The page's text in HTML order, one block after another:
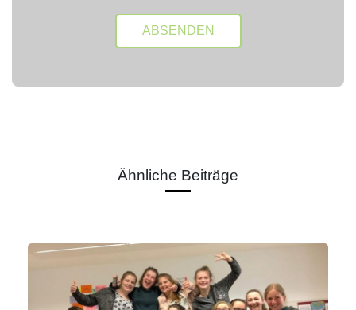
Ähnliche Beiträge